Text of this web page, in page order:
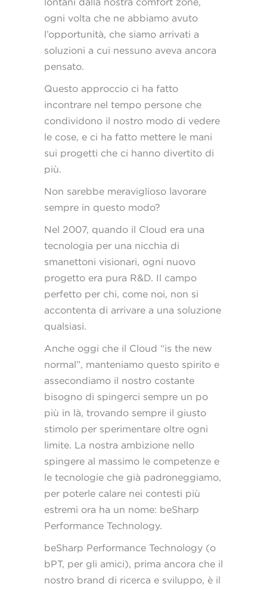
ogni volta che ne abbiamo avuto
l’opportunità, che siamo arrivati a
soluzioni a cui nessuno aveva ancora
pensato.
Questo approccio ci ha fatto
incontrare nel tempo persone che
condividono il nostro modo di vedere
le cose, e ci ha fatto mettere le mani
sui progetti che ci hanno divertito di
più.
Non sarebbe meraviglioso lavorare
sempre in questo modo?
Nel 2007, quando il Cloud era una
tecnologia per una nicchia di
smanettoni visionari, ogni nuovo
progetto era pura R&D. Il campo
perfetto per chi, come noi, non si
accontenta di arrivare a una soluzione
qualsiasi.
Anche oggi che il Cloud “is the new
normal”, manteniamo questo spirito e
assecondiamo il nostro costante
bisogno di spingerci sempre un po
più in là, trovando sempre il giusto
stimolo per sperimentare oltre ogni
limite. La nostra ambizione nello
spingere al massimo le competenze e
le tecnologie che già padroneggiamo,
per poterle calare nei contesti più
estremi ora ha un nome: beSharp
Performance Technology.
beSharp Performance Technology (o
bPT, per gli amici), prima ancora che il
nostro brand di ricerca e sviluppo, è il